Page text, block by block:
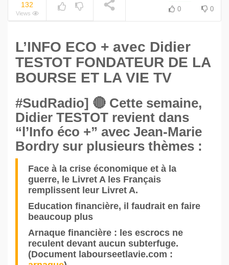
132
Views
0 0
L’INFO ECO + avec Didier
TESTOT FONDATEUR DE LA
BOURSE ET LA VIE TV
#SudRadio] 🔴 Cette semaine,
Didier TESTOT revient dans
“l’Info éco +” avec Jean-Marie
Bordry sur plusieurs thèmes :
Face à la crise économique et à la
guerre, le Livret A les Français
remplissent leur Livret A.
Education financière, il faudrait en faire
beaucoup plus
Arnaque financière : les escrocs ne
reculent devant aucun subterfuge.
(Document labourseetlavie.com :